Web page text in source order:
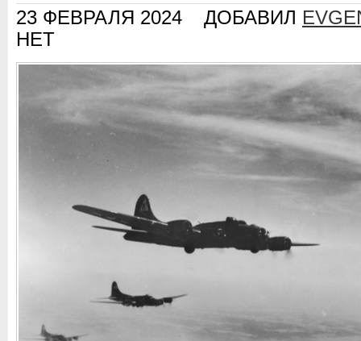
23 ФЕВРАЛЯ 2024 ДОБАВИЛ
НЕТ